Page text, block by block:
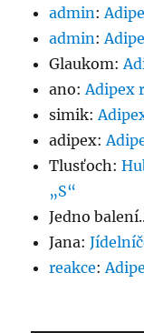
admin:
admin:
Glaukom:
ano:Adipex
simik:
adipex:
Tlusťoch:
„S“
Jedno
Jana:
reakce: